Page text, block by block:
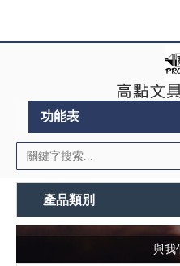
功能表
產品類別
與我